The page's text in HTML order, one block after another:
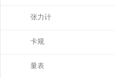
张力计
卡规
量表